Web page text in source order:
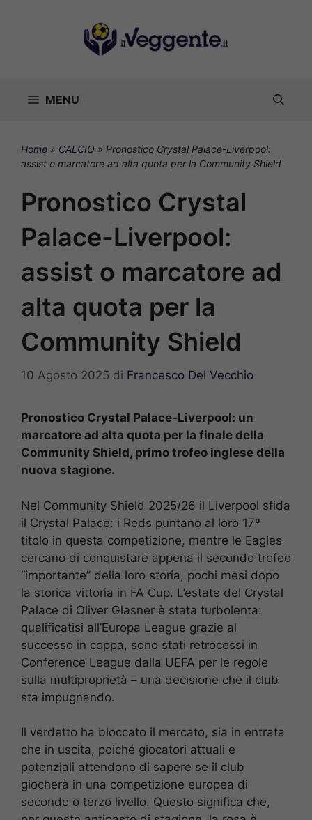
MENU
Home » CALCIO » Pronostico Crystal Palace-Liverpool:
assist o marcatore ad alta quota per la Community Shield
Pronostico Crystal
Palace-Liverpool:
assist o marcatore ad
alta quota per la
Community Shield
10 Agosto 2025 di Francesco Del Vecchio
Pronostico Crystal Palace-Liverpool: un
marcatore ad alta quota per la finale della
Community Shield, primo trofeo inglese della
nuova stagione.
Nel Community Shield 2025/26 il Liverpool sfida
il Crystal Palace: i Reds puntano al loro 17º
titolo in questa competizione, mentre le Eagles
cercano di conquistare appena il secondo trofeo
“importante” della loro storia, pochi mesi dopo
la storica vittoria in FA Cup. L’estate del Crystal
Palace di Oliver Glasner è stata turbolenta:
qualificatisi all’Europa League grazie al
successo in coppa, sono stati retrocessi in
Conference League dalla UEFA per le regole
sulla multiproprietà – una decisione che il club
sta impugnando.
Il verdetto ha bloccato il mercato, sia in entrata
che in uscita, poiché giocatori attuali e
potenziali attendono di sapere se il club
giocherà in una competizione europea di
secondo o terzo livello. Questo significa che,